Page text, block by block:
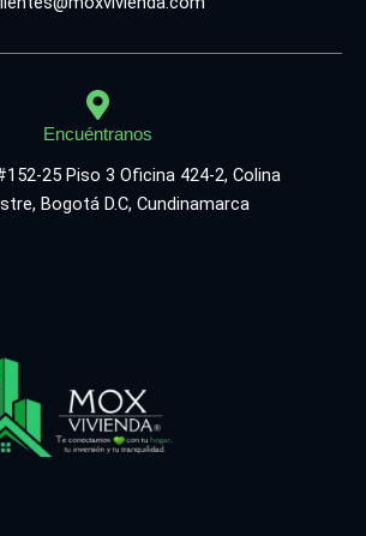
Encuéntranos
25 Piso 3 Oficina 424-2, Colina
Bogotá D.C, Cundinamarca